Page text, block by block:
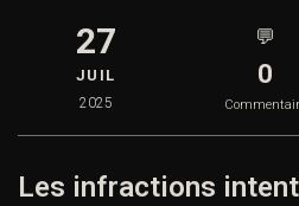
27
JUIL
2025
💬
0
Les infractions